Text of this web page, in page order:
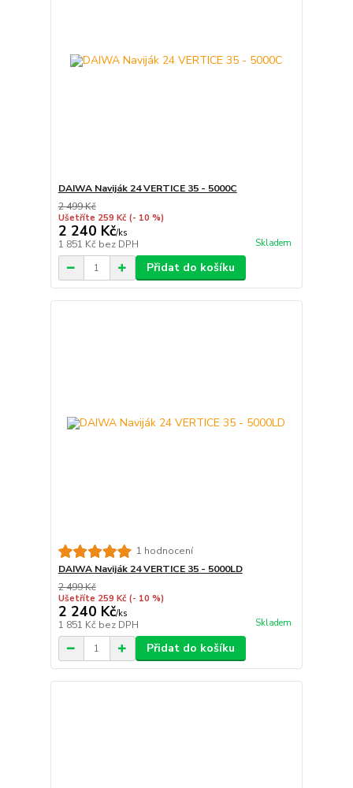
DAIWA Naviják 24 VERTICE 35 - 5000C
2 499 Kč
Ušetříte 259 Kč (- 10 %)
2 240 Kč/ks
1 851 Kč bez DPH Skladem
Přidat do košíku
1 hodnocení
DAIWA Naviják 24 VERTICE 35 - 5000LD
2 499 Kč
Ušetříte 259 Kč (- 10 %)
2 240 Kč/ks
1 851 Kč bez DPH Skladem
Přidat do košíku